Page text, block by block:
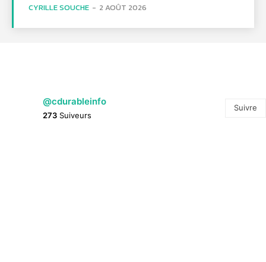
CYRILLE SOUCHE - 2 AOÛT 2026
@cdurableinfo
273 Suiveurs
Suivre